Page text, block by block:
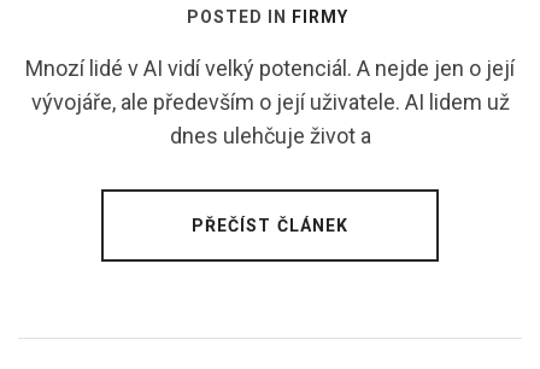
POSTED IN FIRMY
Mnozí lidé v AI vidí velký potenciál. A nejde jen o její
vývojáře, ale především o její uživatele. AI lidem už
dnes ulehčuje život a
PŘEČÍST ČLÁNEK